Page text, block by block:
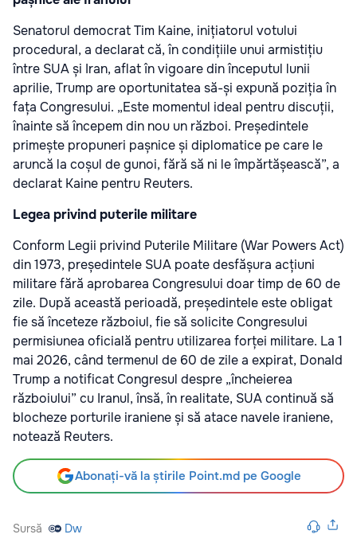
Senatorul democrat Tim Kaine, inițiatorul votului
procedural, a declarat că, în condițiile unui armistițiu
între SUA și Iran, aflat în vigoare din începutul lunii
aprilie, Trump are oportunitatea să-și expună poziția în
fața Congresului. „Este momentul ideal pentru discuții,
înainte să începem din nou un război. Președintele
primește propuneri pașnice și diplomatice pe care le
aruncă la coșul de gunoi, fără să ni le împărtășească”, a
declarat Kaine pentru Reuters.
Legea privind puterile militare
Conform Legii privind Puterile Militare (War Powers Act)
din 1973, președintele SUA poate desfășura acțiuni
militare fără aprobarea Congresului doar timp de 60 de
zile. După această perioadă, președintele este obligat
fie să înceteze războiul, fie să solicite Congresului
permisiunea oficială pentru utilizarea forței militare. La 1
mai 2026, când termenul de 60 de zile a expirat, Donald
Trump a notificat Congresul despre „încheierea
războiului” cu Iranul, însă, în realitate, SUA continuă să
blocheze porturile iraniene și să atace navele iraniene,
notează Reuters.
Abonați-vă la știrile Point.md pe Google
Sursă Dw